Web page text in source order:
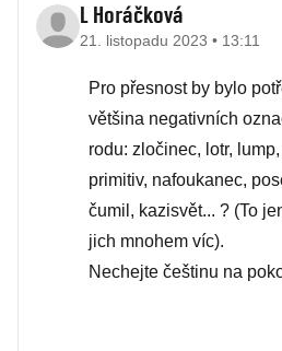
L Horáčková
21. listopadu 2023 • 13:11
Pro přesnost by bylo
většina negativních
rodu: zločinec, lotr,
primitiv, nafoukanec,
čumil, kazisvět... ? (To
jich mnohem víc).
Nechejte češtinu na